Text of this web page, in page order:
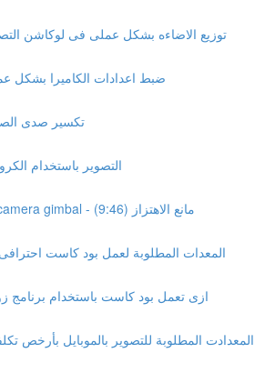
توزيع الاضاءه بشكل عملى فى لوكاشن
ضبط اعدادات الكاميرا بشكل
تكسير صدى
التصوير باستخدام الكروما
mobile & camera gimbal - مانع الاهتزاز (9:46)
المعدات المطلوبة لعمل بود كاست احترافى ؟
ازى تعمل بود كاست باستخدام برنامج
المعدادت المطلوبة للتصوير بالموبايل بأرخص